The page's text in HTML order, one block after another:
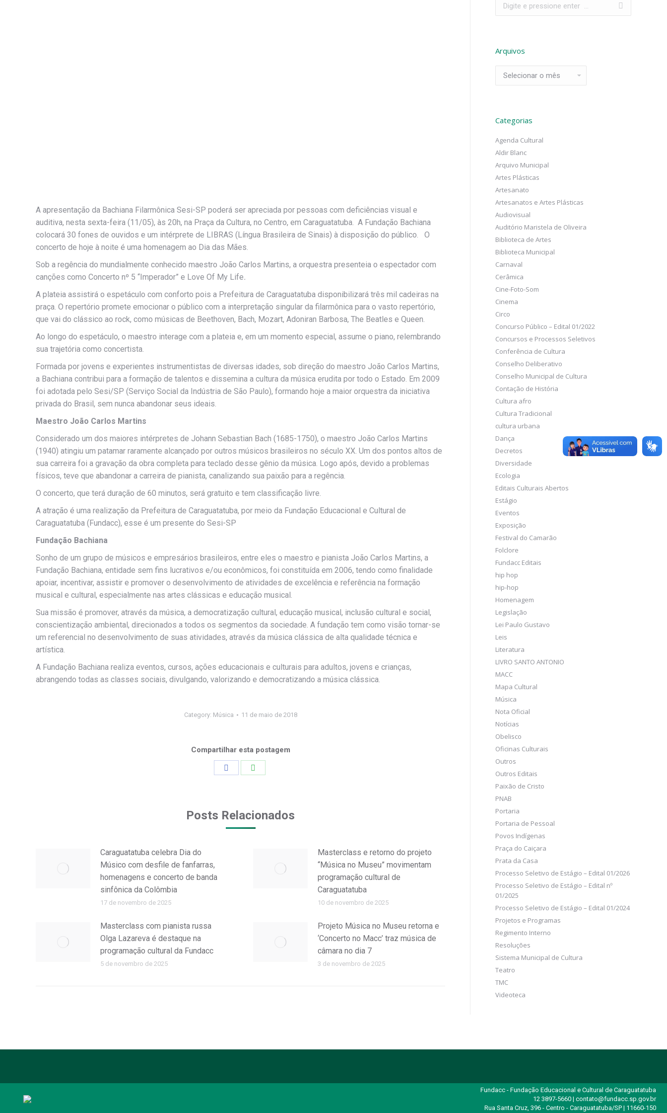
A apresentação da Bachiana Filarmônica Sesi-SP poderá ser apreciada por pessoas com deficiências visual e
auditiva, nesta sexta-feira (11/05), às 20h, na Praça da Cultura, no Centro, em Caraguatatuba. A Fundação Bachiana
colocará 30 fones de ouvidos e um intérprete de LIBRAS (Língua Brasileira de Sinais) à disposição do público. O
concerto de hoje à noite é uma homenagem ao Dia das Mães.
Sob a regência do mundialmente conhecido maestro João Carlos Martins, a orquestra presenteia o espectador com
canções como Concerto nº 5 “Imperador” e Love Of My Life.
A plateia assistirá o espetáculo com conforto pois a Prefeitura de Caraguatatuba disponibilizará três mil cadeiras na
praça. O repertório promete emocionar o público com a interpretação singular da filarmônica para o vasto repertório,
que vai do clássico ao rock, como músicas de Beethoven, Bach, Mozart, Adoniran Barbosa, The Beatles e Queen.
Ao longo do espetáculo, o maestro interage com a plateia e, em um momento especial, assume o piano, relembrando
sua trajetória como concertista.
Formada por jovens e experientes instrumentistas de diversas idades, sob direção do maestro João Carlos Martins,
a Bachiana contribui para a formação de talentos e dissemina a cultura da música erudita por todo o Estado. Em 2009
foi adotada pelo Sesi/SP (Serviço Social da Indústria de São Paulo), formando hoje a maior orquestra da iniciativa
privada do Brasil, sem nunca abandonar seus ideais.
Maestro João Carlos Martins
Considerado um dos maiores intérpretes de Johann Sebastian Bach (1685-1750), o maestro João Carlos Martins
(1940) atingiu um patamar raramente alcançado por outros músicos brasileiros no século XX. Um dos pontos altos de
sua carreira foi a gravação da obra completa para teclado desse gênio da música. Logo após, devido a problemas
físicos, teve que abandonar a carreira de pianista, canalizando sua paixão para a regência.
O concerto, que terá duração de 60 minutos, será gratuito e tem classificação livre.
A atração é uma realização da Prefeitura de Caraguatatuba, por meio da Fundação Educacional e Cultural de
Caraguatatuba (Fundacc), esse é um presente do Sesi-SP
Fundação Bachiana
Sonho de um grupo de músicos e empresários brasileiros, entre eles o maestro e pianista João Carlos Martins, a
Fundação Bachiana, entidade sem fins lucrativos e/ou econômicos, foi constituída em 2006, tendo como finalidade
apoiar, incentivar, assistir e promover o desenvolvimento de atividades de excelência e referência na formação
musical e cultural, especialmente nas artes clássicas e educação musical.
Sua missão é promover, através da música, a democratização cultural, educação musical, inclusão cultural e social,
conscientização ambiental, direcionados a todos os segmentos da sociedade. A fundação tem como visão tornar-se
um referencial no desenvolvimento de suas atividades, através da música clássica de alta qualidade técnica e
artística.
A Fundação Bachiana realiza eventos, cursos, ações educacionais e culturais para adultos, jovens e crianças,
abrangendo todas as classes sociais, divulgando, valorizando e democratizando a música clássica.
Category: Música 11 de maio de 2018
Compartilhar esta postagem
Posts Relacionados
Caraguatatuba celebra Dia do
Músico com desfile de fanfarras,
homenagens e concerto de banda
sinfônica da Colômbia
17 de novembro de 2025
Masterclass e retorno do projeto
“Música no Museu” movimentam
programação cultural de
Caraguatatuba
10 de novembro de 2025
Masterclass com pianista russa
Olga Lazareva é destaque na
programação cultural da Fundacc
5 de novembro de 2025
Projeto Música no Museu retorna e
‘Concerto no Macc’ traz música de
câmara no dia 7
3 de novembro de 2025
Arquivos
Categorias
Agenda Cultural
Aldir Blanc
Arquivo Municipal
Artes Plásticas
Artesanato
Artesanatos e Artes Plásticas
Audiovisual
Auditório Maristela de Oliveira
Biblioteca de Artes
Biblioteca Municipal
Carnaval
Cerâmica
Cine-Foto-Som
Cinema
Circo
Concurso Público – Edital 01/2022
Concursos e Processos Seletivos
Conferência de Cultura
Conselho Deliberativo
Conselho Municipal de Cultura
Contação de História
Cultura afro
Cultura Tradicional
cultura urbana
Dança
Decretos
Diversidade
Ecologia
Editais Culturais Abertos
Estágio
Eventos
Exposição
Festival do Camarão
Folclore
Fundacc Editais
hip hop
hip-hop
Homenagem
Legislação
Lei Paulo Gustavo
Leis
Literatura
LIVRO SANTO ANTONIO
MACC
Mapa Cultural
Música
Nota Oficial
Notícias
Obelisco
Oficinas Culturais
Outros
Outros Editais
Paixão de Cristo
PNAB
Portaria
Portaria de Pessoal
Povos Indígenas
Praça do Caiçara
Prata da Casa
Processo Seletivo de Estágio – Edital 01/2026
Processo Seletivo de Estágio – Edital nº
01/2025
Processo Seletivo de Estágio – Edital 01/2024
Projetos e Programas
Regimento Interno
Resoluções
Sistema Municipal de Cultura
Teatro
TMC
Videoteca
Fundacc - Fundação Educacional e Cultural de Caraguatatuba
12 3897-5660 | contato@fundacc.sp.gov.br
Rua Santa Cruz, 396 - Centro - Caraguatatuba/SP | 11660-150